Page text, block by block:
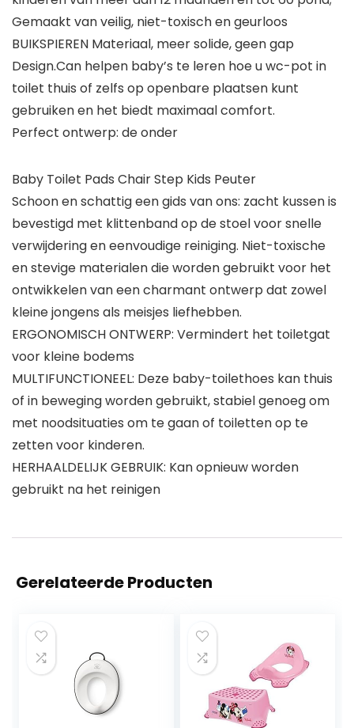
Gemaakt van veilig, niet-toxisch en geurloos
BUIKSPIEREN Materiaal, meer solide, geen gap
Design.Can helpen baby’s te leren hoe u wc-pot in
toilet thuis of zelfs op openbare plaatsen kunt
gebruiken en het biedt maximaal comfort.
Perfect ontwerp: de onder
Baby Toilet Pads Chair Step Kids Peuter
Schoon en schattig een gids van ons: zacht kussen is
bevestigd met klittenband op de stoel voor snelle
verwijdering en eenvoudige reiniging. Niet-toxische
en stevige materialen die worden gebruikt voor het
ontwikkelen van een charmant ontwerp dat zowel
kleine jongens als meisjes liefhebben.
ERGONOMISCH ONTWERP: Vermindert het toiletgat
voor kleine bodems
MULTIFUNCTIONEEL: Deze baby-toilethoes kan thuis
of in beweging worden gebruikt, stabiel genoeg om
met noodsituaties om te gaan of toiletten op te
zetten voor kinderen.
HERHAALDELIJK GEBRUIK: Kan opnieuw worden
gebruikt na het reinigen
Gerelateerde Producten